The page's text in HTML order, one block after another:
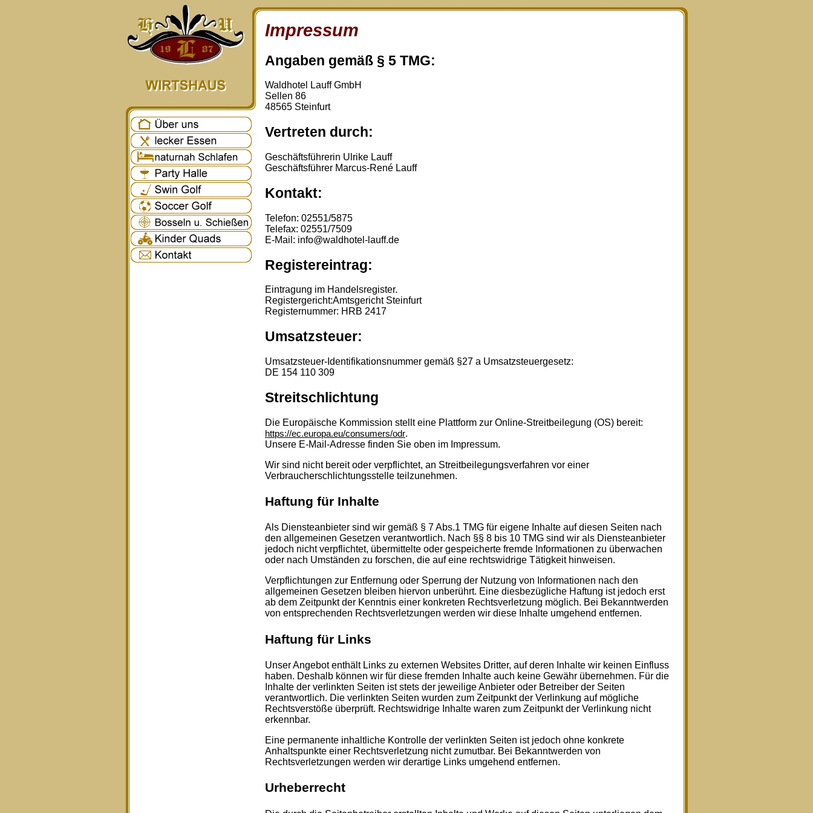
Impressum
Angaben gemäß § 5 TMG:
Waldhotel Lauff GmbH
Sellen 86
48565 Steinfurt
Vertreten durch:
Geschäftsführerin Ulrike Lauff
Geschäftsführer Marcus-René Lauff
Kontakt:
Telefon: 02551/5875
Telefax: 02551/7509
E-Mail: info@waldhotel-lauff.de
Registereintrag:
Eintragung im Handelsregister.
Registergericht:Amtsgericht Steinfurt
Registernummer: HRB 2417
Umsatzsteuer:
Umsatzsteuer-Identifikationsnummer gemäß §27 a Umsatzsteuergesetz:
DE 154 110 309
Streitschlichtung
Die Europäische Kommission stellt eine Plattform zur Online-Streitbeilegung (OS) bereit:
https://ec.europa.eu/consumers/odr.
Unsere E-Mail-Adresse finden Sie oben im Impressum.
Wir sind nicht bereit oder verpflichtet, an Streitbeilegungsverfahren vor einer
Verbraucherschlichtungsstelle teilzunehmen.
Haftung für Inhalte
Als Diensteanbieter sind wir gemäß § 7 Abs.1 TMG für eigene Inhalte auf diesen Seiten nach
den allgemeinen Gesetzen verantwortlich. Nach §§ 8 bis 10 TMG sind wir als Diensteanbieter
jedoch nicht verpflichtet, übermittelte oder gespeicherte fremde Informationen zu überwachen
oder nach Umständen zu forschen, die auf eine rechtswidrige Tätigkeit hinweisen.
Verpflichtungen zur Entfernung oder Sperrung der Nutzung von Informationen nach den
allgemeinen Gesetzen bleiben hiervon unberührt. Eine diesbezügliche Haftung ist jedoch erst
ab dem Zeitpunkt der Kenntnis einer konkreten Rechtsverletzung möglich. Bei Bekanntwerden
von entsprechenden Rechtsverletzungen werden wir diese Inhalte umgehend entfernen.
Haftung für Links
Unser Angebot enthält Links zu externen Websites Dritter, auf deren Inhalte wir keinen Einfluss
haben. Deshalb können wir für diese fremden Inhalte auch keine Gewähr übernehmen. Für die
Inhalte der verlinkten Seiten ist stets der jeweilige Anbieter oder Betreiber der Seiten
verantwortlich. Die verlinkten Seiten wurden zum Zeitpunkt der Verlinkung auf mögliche
Rechtsverstöße überprüft. Rechtswidrige Inhalte waren zum Zeitpunkt der Verlinkung nicht
erkennbar.
Eine permanente inhaltliche Kontrolle der verlinkten Seiten ist jedoch ohne konkrete
Anhaltspunkte einer Rechtsverletzung nicht zumutbar. Bei Bekanntwerden von
Rechtsverletzungen werden wir derartige Links umgehend entfernen.
Urheberrecht